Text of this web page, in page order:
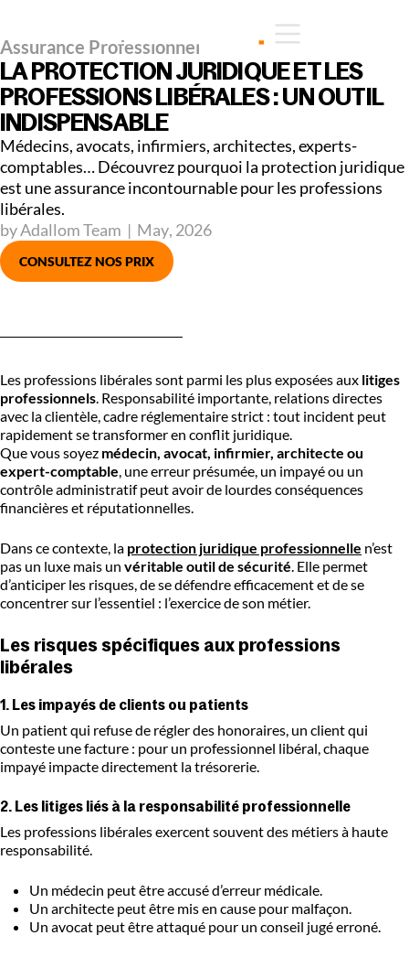
Assurance Professionnel
LA PROTECTION JURIDIQUE ET LES
PROFESSIONS LIBÉRALES : UN OUTIL
INDISPENSABLE
Médecins, avocats, infirmiers, architectes, experts-
comptables… Découvrez pourquoi la protection juridique
est une assurance incontournable pour les professions
libérales.
by Adallom Team | May, 2026
CONSULTEZ NOS PRIX
Les professions libérales sont parmi les plus exposées aux litiges
professionnels. Responsabilité importante, relations directes
avec la clientèle, cadre réglementaire strict : tout incident peut
rapidement se transformer en conflit juridique.
Que vous soyez médecin, avocat, infirmier, architecte ou
expert-comptable, une erreur présumée, un impayé ou un
contrôle administratif peut avoir de lourdes conséquences
financières et réputationnelles.
Dans ce contexte, la protection juridique professionnelle n’est
pas un luxe mais un véritable outil de sécurité. Elle permet
d’anticiper les risques, de se défendre efficacement et de se
concentrer sur l’essentiel : l’exercice de son métier.
Les risques spécifiques aux professions
libérales
1. Les impayés de clients ou patients
Un patient qui refuse de régler des honoraires, un client qui
conteste une facture : pour un professionnel libéral, chaque
impayé impacte directement la trésorerie.
2. Les litiges liés à la responsabilité professionnelle
Les professions libérales exercent souvent des métiers à haute
responsabilité.
Un médecin peut être accusé d’erreur médicale.
Un architecte peut être mis en cause pour malfaçon.
Un avocat peut être attaqué pour un conseil jugé erroné.